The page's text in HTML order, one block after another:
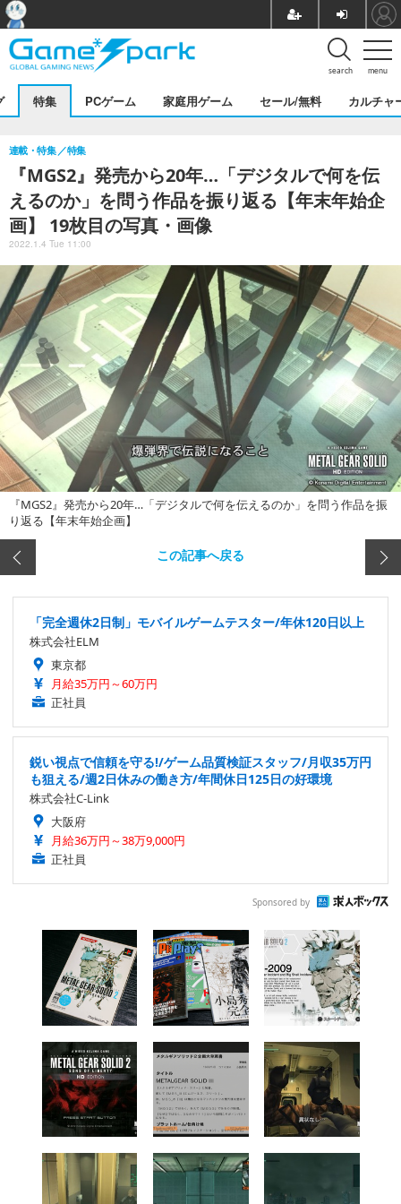
menu
search
特集 PCゲーム 家庭用ゲーム セール/無料 カルチャ
『MGS2』発売から20年…「デジタルで何を伝
えるのか」を問う作品を振り返る【年末年始企
画】 19枚目の写真・画像
連載・特集 特集
2022.1.4 Tue 11:00
『MGS2』発売から20年…「デジタルで何を伝えるのか」を問う作品を振
り返る【年末年始企画】
この記事へ戻る
「完全週休2日制」モバイルゲームテスター/年休120日以上
株式会社ELM
東京都
月給35万円～60万円
正社員
鋭い視点で信頼を守る!/ゲーム品質検証スタッフ/月収35万円
も狙える/週2日休みの働き方/年間休日125日の好環境
株式会社C-Link
大阪府
月給36万円～38万9,000円
正社員
Sponsored by